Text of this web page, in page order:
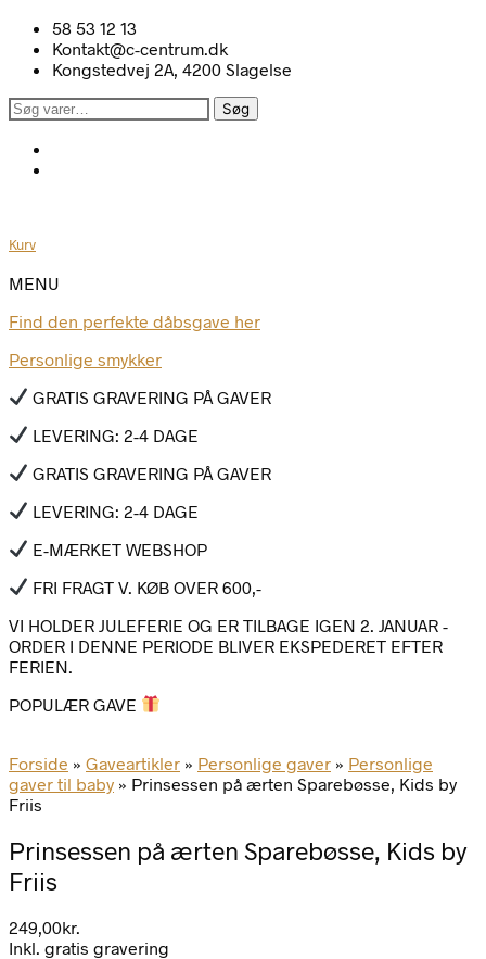
58 53 12 13
Kontakt@c-centrum.dk
Kongstedvej 2A, 4200 Slagelse
Søg
Søg
Kurv
MENU
Find den perfekte dåbsgave her
Personlige smykker
GRATIS GRAVERING PÅ GAVER
LEVERING: 2-4 DAGE
GRATIS GRAVERING PÅ GAVER
LEVERING: 2-4 DAGE
E-MÆRKET WEBSHOP
FRI FRAGT V. KØB OVER 600,-
VI HOLDER JULEFERIE OG ER TILBAGE IGEN 2. JANUAR -
ORDER I DENNE PERIODE BLIVER EKSPEDERET EFTER
FERIEN.
POPULÆR GAVE
Forside » Gaveartikler » Personlige gaver » Personlige
gaver til baby » Prinsessen på ærten Sparebøsse, Kids by
Friis
Prinsessen på ærten Sparebøsse, Kids by
Friis
249,00kr.
Inkl. gratis gravering